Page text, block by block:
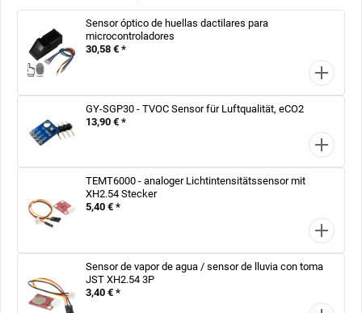
Sensor óptico de huellas dactilares para
microcontroladores
30,58 € *
GY-SGP30 - TVOC Sensor für Luftqualität, eCO2
13,90 € *
TEMT6000 - analoger Lichtintensitätssensor mit
XH2.54 Stecker
5,40 € *
Sensor de vapor de agua / sensor de lluvia con toma
JST XH2.54 3P
3,40 € *